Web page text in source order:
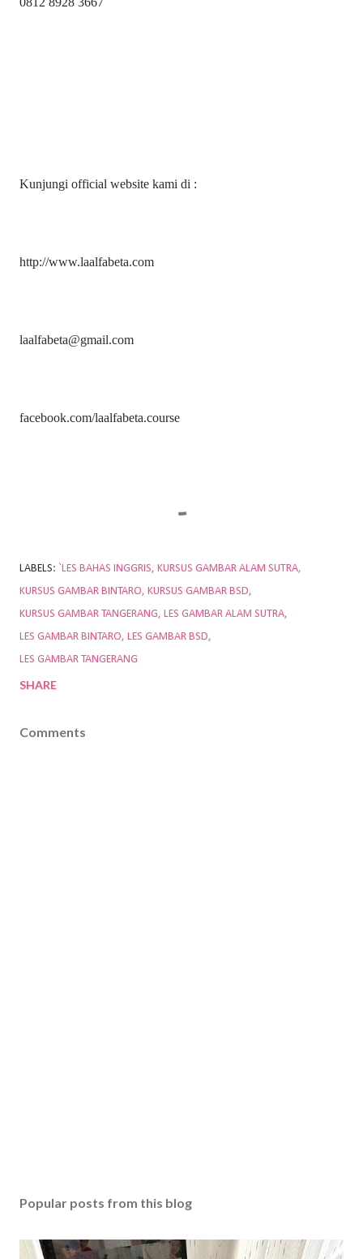
Kunjungi official website kami di :
http://www.laalfabeta.com
laalfabeta@gmail.com
facebook.com/laalfabeta.course
LABELS: `LES BAHAS INGGRIS
KURSUS GAMBAR ALAM SUTRA
KURSUS GAMBAR BINTARO
KURSUS GAMBAR BSD
KURSUS GAMBAR TANGERANG
LES GAMBAR ALAM SUTRA
LES GAMBAR BINTARO
LES GAMBAR BSD
LES GAMBAR TANGERANG
SHARE
Comments
Popular posts from this blog